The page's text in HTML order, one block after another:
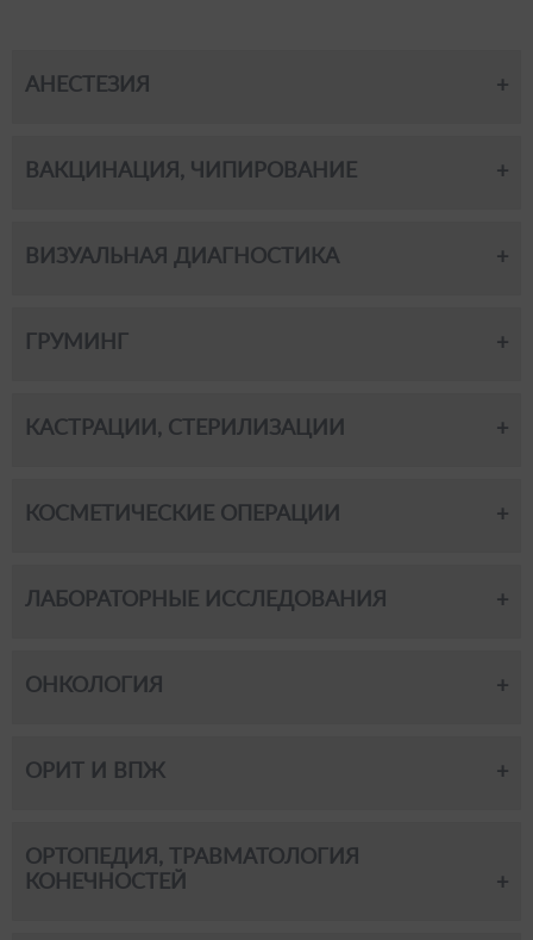
АНЕСТЕЗИЯ
ВАКЦИНАЦИЯ, ЧИПИРОВАНИЕ
ВИЗУАЛЬНАЯ ДИАГНОСТИКА
ГРУМИНГ
КАСТРАЦИИ, СТЕРИЛИЗАЦИИ
КОСМЕТИЧЕСКИЕ ОПЕРАЦИИ
ЛАБОРАТОРНЫЕ ИССЛЕДОВАНИЯ
ОНКОЛОГИЯ
ОРИТ И ВПЖ
ОРТОПЕДИЯ, ТРАВМАТОЛОГИЯ
КОНЕЧНОСТЕЙ